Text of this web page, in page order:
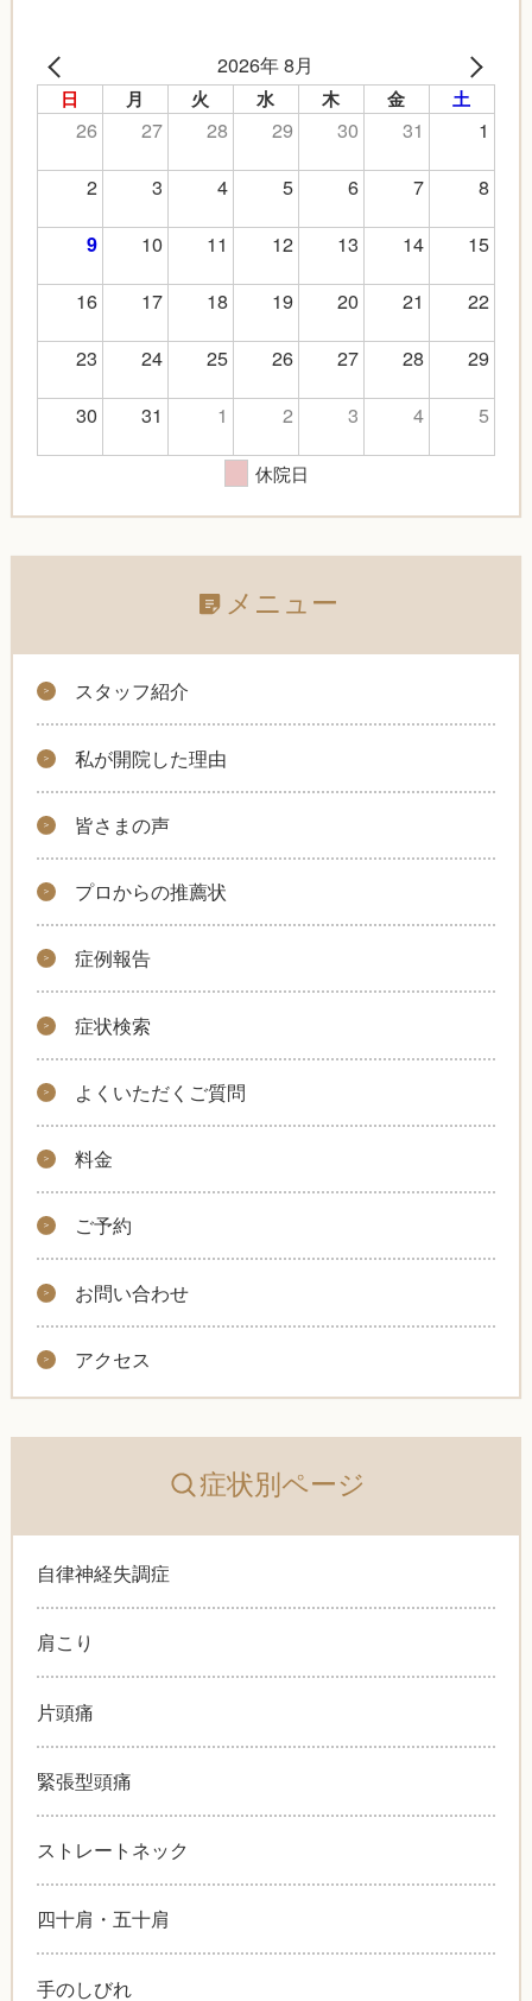
2026年 8月
日 月 火 水 木 金 土
26 27 28 29 30 31
1
2
3 4 5 6 7 8
9 10 11 12 13 14
15
16
17 18 19 20 21
22
23
24 25 26 27 28
29
30
31 1 2 3 4 5
休院日
メニュー
スタッフ紹介
私が開院した理由
皆さまの声
プロからの推薦状
症例報告
症状検索
よくいただくご質問
料金
ご予約
お問い合わせ
アクセス
症状別ページ
自律神経失調症
肩こり
片頭痛
緊張型頭痛
ストレートネック
四十肩・五十肩
手のしびれ